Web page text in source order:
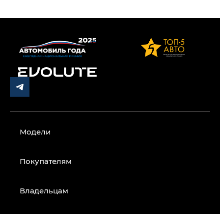
Модели
Покупателям
Владельцам